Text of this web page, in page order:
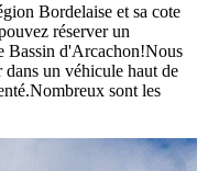
Bordelaise et sa cote
réserver un
Bassin d'Arcachon!Nous
dans un véhicule haut de
sont les